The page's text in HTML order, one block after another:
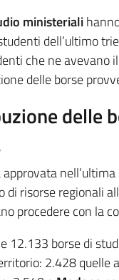
ministeriali
dell’ultimo
che ne avevano
delle borse
delle
di risorse regionali
procedere con la
12.133 borse di
2.428 quelle